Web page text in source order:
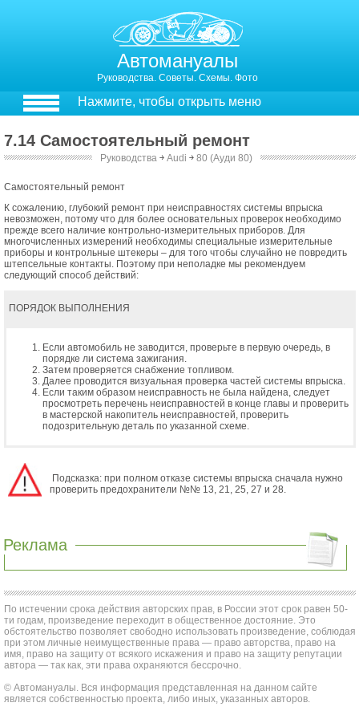
Автомануалы
Руководства. Советы. Схемы. Фото
Нажмите, чтобы открыть меню
7.14 Самостоятельный ремонт
Руководства ￫ Audi ￫ 80 (Ауди 80)
Самостоятельный ремонт
К сожалению, глубокий ремонт при неисправностях системы впрыска
невозможен, потому что для более основательных проверок необходимо
прежде всего наличие контрольно-измерительных приборов. Для
многочисленных измерений необходимы специальные измерительные
приборы и контрольные штекеры – для того чтобы случайно не повредить
штепсельные контакты. Поэтому при неполадке мы рекомендуем
следующий способ действий:
ПОРЯДОК ВЫПОЛНЕНИЯ
Если автомобиль не заводится, проверьте в первую очередь, в
порядке ли система зажигания.
Затем проверяется снабжение топливом.
Далее проводится визуальная проверка частей системы впрыска.
Если таким образом неисправность не была найдена, следует
просмотреть перечень неисправностей в конце главы и проверить
в мастерской накопитель неисправностей, проверить
подозрительную деталь по указанной схеме.
Подсказка: при полном отказе системы впрыска сначала нужно
проверить предохранители №№ 13, 21, 25, 27 и 28.
Реклама
По истечении срока действия авторских прав, в России этот срок равен 50-
ти годам, произведение переходит в общественное достояние. Это
обстоятельство позволяет свободно использовать произведение, соблюдая
при этом личные неимущественные права — право авторства, право на
имя, право на защиту от всякого искажения и право на защиту репутации
автора — так как, эти права охраняются бессрочно.
© Автомануалы. Вся информация представленная на данном сайте
является собственностью проекта, либо иных, указанных авторов.